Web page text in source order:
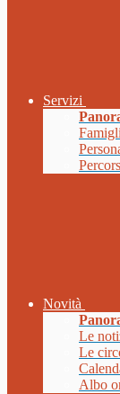
Servizi
Novità
Le
Le
Albo